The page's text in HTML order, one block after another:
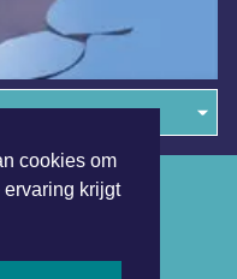
cookies om
ervaring krijgt